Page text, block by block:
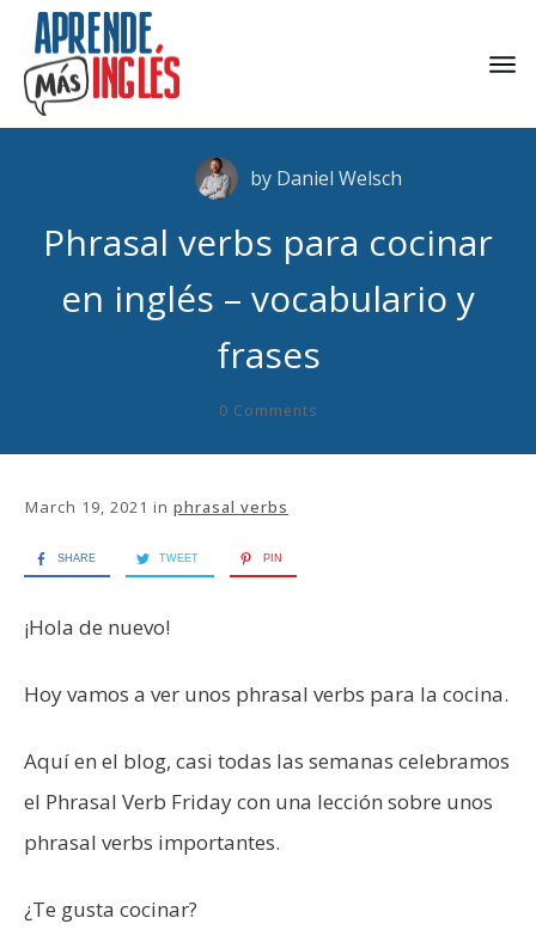
by Daniel Welsch
Phrasal verbs para cocinar
en inglés – vocabulario y
frases
0 Comments
March 19, 2021 in phrasal verbs
SHARE TWEET PIN
¡Hola de nuevo!
Hoy vamos a ver unos phrasal verbs para la cocina.
Aquí en el blog, casi todas las semanas celebramos
el Phrasal Verb Friday con una lección sobre unos
phrasal verbs importantes.
¿Te gusta cocinar?